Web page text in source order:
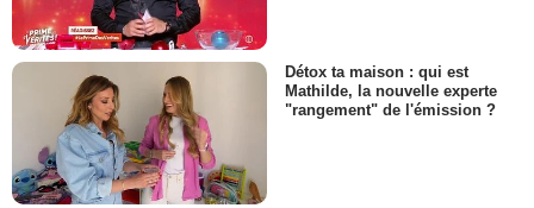
Détox ta maison : qui est
Mathilde, la nouvelle experte
"rangement" de l'émission ?